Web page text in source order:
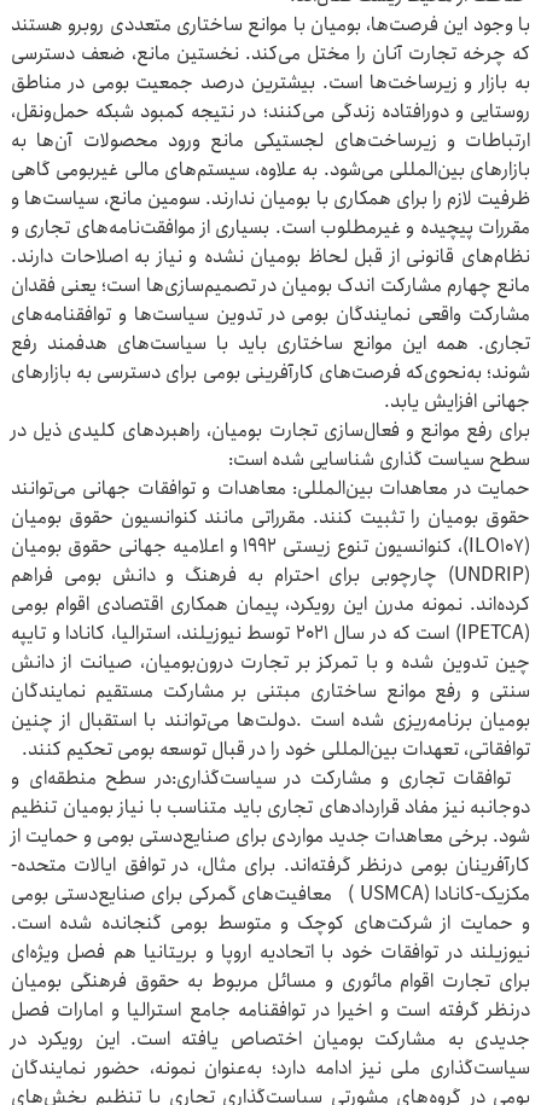
با وجود این فرصت‌ها، بومیان با موانع ساختاری متعددی روبرو هستند
که چرخه تجارت آنان را مختل می‌کند. نخستین مانع، ضعف دسترسی
به بازار و زیرساخت‌ها است‌. بیشترین درصد جمعیت بومی در مناطق
روستایی و دورافتاده زندگی می‌کنند؛ در نتیجه کمبود شبکه حمل‌ونقل،
ارتباطات و زیرساخت‌های لجستیکی مانع ورود محصولات آن‌ها به
بازارهای بین‌المللی می‌شود. به علاوه، سیستم‌های مالی غیربومی گاهی
ظرفیت لازم را برای همکاری با بومیان ندارند. سومین مانع، سیاست‌ها و
مقررات پیچیده و غیرمطلوب است‌. بسیاری از موافقت‌نامه‌های تجاری و
نظام‌های قانونی از قبل لحاظ بومیان نشده و نیاز به اصلاحات دارند.
مانع چهارم مشارکت اندک بومیان در تصمیم‌سازی‌ها است؛ یعنی فقدان
مشارکت واقعی نمایندگان بومی در تدوین سیاست‌ها و توافقنامه‌های
تجاری‌. همه این موانع ساختاری باید با سیاست‌های هدفمند رفع
شوند؛ به‌نحوی‌که فرصت‌های کارآفرینی بومی برای دسترسی به بازارهای
جهانی افزایش یابد.
برای رفع موانع و فعال‌سازی تجارت بومیان، راهبردهای کلیدی ذیل در
سطح سیاست گذاری شناسایی شده است‌:
حمایت در معاهدات بین‌المللی‌: معاهدات و توافقات جهانی می‌توانند
حقوق بومیان را تثبیت کنند. مقرراتی مانند کنوانسیون حقوق بومیان
(ILO۱۰۷)، کنوانسیون تنوع زیستی ۱۹۹۲ و اعلامیه جهانی حقوق بومیان
(UNDRIP) چارچوبی برای احترام به فرهنگ و دانش بومی فراهم
کرده‌اند. نمونه مدرن این رویکرد، پیمان همکاری اقتصادی اقوام بومی
(IPETCA) است که در سال ۲۰۲۱ توسط نیوزیلند، استرالیا، کانادا و تایپه
چین تدوین شده و با تمرکز بر تجارت درون‌بومیان، صیانت از دانش
سنتی و رفع موانع ساختاری مبتنی بر مشارکت مستقیم نمایندگان
بومیان برنامه‌ریزی شده است .دولت‌ها می‌توانند با استقبال از چنین
توافقاتی، تعهدات بین‌المللی خود را در قبال توسعه بومی تحکیم کنند.
توافقات تجاری و مشارکت در سیاست‌گذاری‌:در سطح منطقه‌ای و
دوجانبه نیز مفاد قراردادهای تجاری باید متناسب با نیاز بومیان تنظیم
شود. برخی معاهدات جدید مواردی برای صنایع‌دستی بومی و حمایت از
کارآفرینان بومی درنظر گرفته‌اند. برای مثال، در توافق ایالات متحده-
مکزیک-کانادا (USMCA ) معافیت‌های گمرکی برای صنایع‌دستی بومی
و حمایت از شرکت‌های کوچک و متوسط بومی گنجانده شده است‌.
نیوزیلند در توافقات خود با اتحادیه اروپا و بریتانیا هم فصل ویژه‌ای
برای تجارت اقوام مائوری و مسائل مربوط به حقوق فرهنگی بومیان
درنظر گرفته است و اخیرا در توافقنامه جامع استرالیا و امارات فصل
جدیدی به مشارکت بومیان اختصاص یافته است‌. این رویکرد در
سیاست‌گذاری ملی نیز ادامه دارد؛ به‌عنوان نمونه، حضور نمایندگان
بومی در گروه‌های مشورتی سیاست‌گذاری تجاری یا تنظیم بخش‌های